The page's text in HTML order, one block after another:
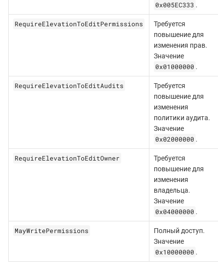
0x005EC333 .
RequireElevationToEditPermissions
Требуется
повышение для
изменения прав.
Значение
0x01000000 .
RequireElevationToEditAudits
Требуется
повышение для
изменения
политики аудита.
Значение
0x02000000 .
RequireElevationToEditOwner
Требуется
повышение для
изменения
владельца.
Значение
0x04000000 .
MayWritePermissions
Полный доступ.
Значение
0x10000000 .